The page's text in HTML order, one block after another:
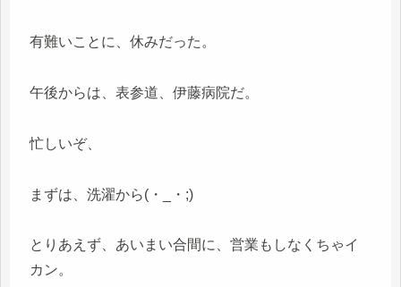
有難いことに、休みだった。
午後からは、表参道、伊藤病院だ。
忙しいぞ、
まずは、洗濯から(・_・;)
とりあえず、あいまい合間に、営業もしなくちゃイ
カン。